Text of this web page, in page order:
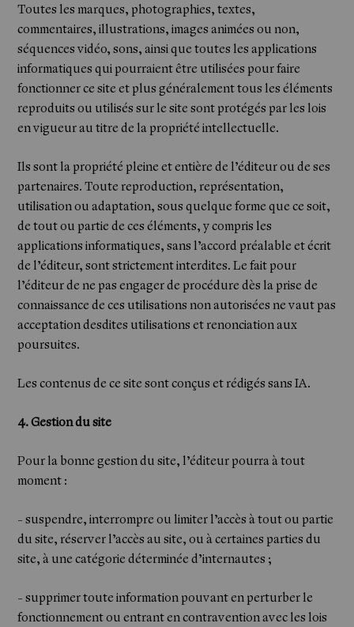
Toutes les marques, photographies, textes,
commentaires, illustrations, images animées ou non,
séquences vidéo, sons, ainsi que toutes les applications
informatiques qui pourraient être utilisées pour faire
fonctionner ce site et plus généralement tous les éléments
reproduits ou utilisés sur le site sont protégés par les lois
en vigueur au titre de la propriété intellectuelle.
Ils sont la propriété pleine et entière de l’éditeur ou de ses
partenaires. Toute reproduction, représentation,
utilisation ou adaptation, sous quelque forme que ce soit,
de tout ou partie de ces éléments, y compris les
applications informatiques, sans l’accord préalable et écrit
de l’éditeur, sont strictement interdites. Le fait pour
l’éditeur de ne pas engager de procédure dès la prise de
connaissance de ces utilisations non autorisées ne vaut pas
acceptation desdites utilisations et renonciation aux
poursuites.
Les contenus de ce site sont conçus et rédigés sans IA.
4. Gestion du site
Pour la bonne gestion du site, l’éditeur pourra à tout
moment :
- suspendre, interrompre ou limiter l’accès à tout ou partie
du site, réserver l’accès au site, ou à certaines parties du
site, à une catégorie déterminée d’internautes ;
- supprimer toute information pouvant en perturber le
fonctionnement ou entrant en contravention avec les lois